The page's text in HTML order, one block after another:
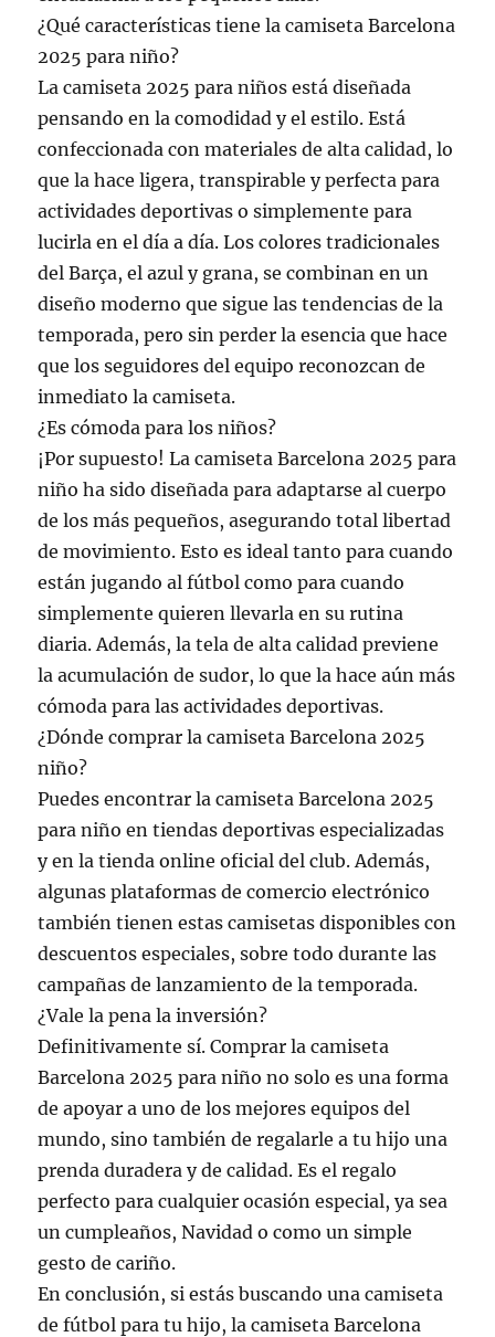
¿Qué características tiene la camiseta Barcelona
2025 para niño?
La camiseta 2025 para niños está diseñada
pensando en la comodidad y el estilo. Está
confeccionada con materiales de alta calidad, lo
que la hace ligera, transpirable y perfecta para
actividades deportivas o simplemente para
lucirla en el día a día. Los colores tradicionales
del Barça, el azul y grana, se combinan en un
diseño moderno que sigue las tendencias de la
temporada, pero sin perder la esencia que hace
que los seguidores del equipo reconozcan de
inmediato la camiseta.
¿Es cómoda para los niños?
¡Por supuesto! La camiseta Barcelona 2025 para
niño ha sido diseñada para adaptarse al cuerpo
de los más pequeños, asegurando total libertad
de movimiento. Esto es ideal tanto para cuando
están jugando al fútbol como para cuando
simplemente quieren llevarla en su rutina
diaria. Además, la tela de alta calidad previene
la acumulación de sudor, lo que la hace aún más
cómoda para las actividades deportivas.
¿Dónde comprar la camiseta Barcelona 2025
niño?
Puedes encontrar la camiseta Barcelona 2025
para niño en tiendas deportivas especializadas
y en la tienda online oficial del club. Además,
algunas plataformas de comercio electrónico
también tienen estas camisetas disponibles con
descuentos especiales, sobre todo durante las
campañas de lanzamiento de la temporada.
¿Vale la pena la inversión?
Definitivamente sí. Comprar la camiseta
Barcelona 2025 para niño no solo es una forma
de apoyar a uno de los mejores equipos del
mundo, sino también de regalarle a tu hijo una
prenda duradera y de calidad. Es el regalo
perfecto para cualquier ocasión especial, ya sea
un cumpleaños, Navidad o como un simple
gesto de cariño.
En conclusión, si estás buscando una camiseta
de fútbol para tu hijo, la camiseta Barcelona